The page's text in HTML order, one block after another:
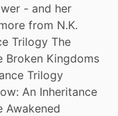
- and her
from N.K.
Trilogy The
Broken Kingdoms
Trilogy
An Inheritance